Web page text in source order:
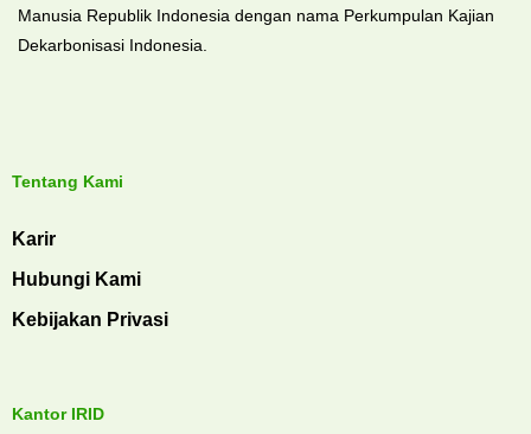
Manusia Republik Indonesia dengan nama Perkumpulan Kajian
Dekarbonisasi Indonesia.
Tentang Kami
Karir
Hubungi Kami
Kebijakan Privasi
Kantor IRID